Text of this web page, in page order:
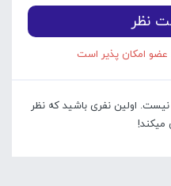
نظر
عضو امکان پذیر است
اولین نفری باشید که نظر
میکند!